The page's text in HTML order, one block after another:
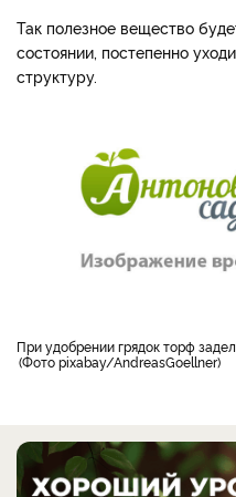
Так полезное вещество
состоянии, постепенно
структуру.
при удобрении грядок торф
Фото pixabay/AndreasGoellner